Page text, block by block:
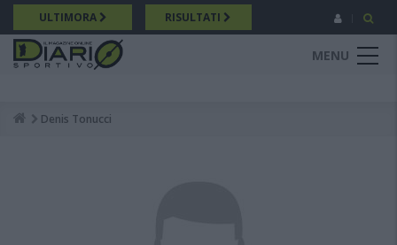
Salta
al
contenuto
principale
ULTIMORA RISULTATI
MENU
Breadcrumb
Denis Tonucci